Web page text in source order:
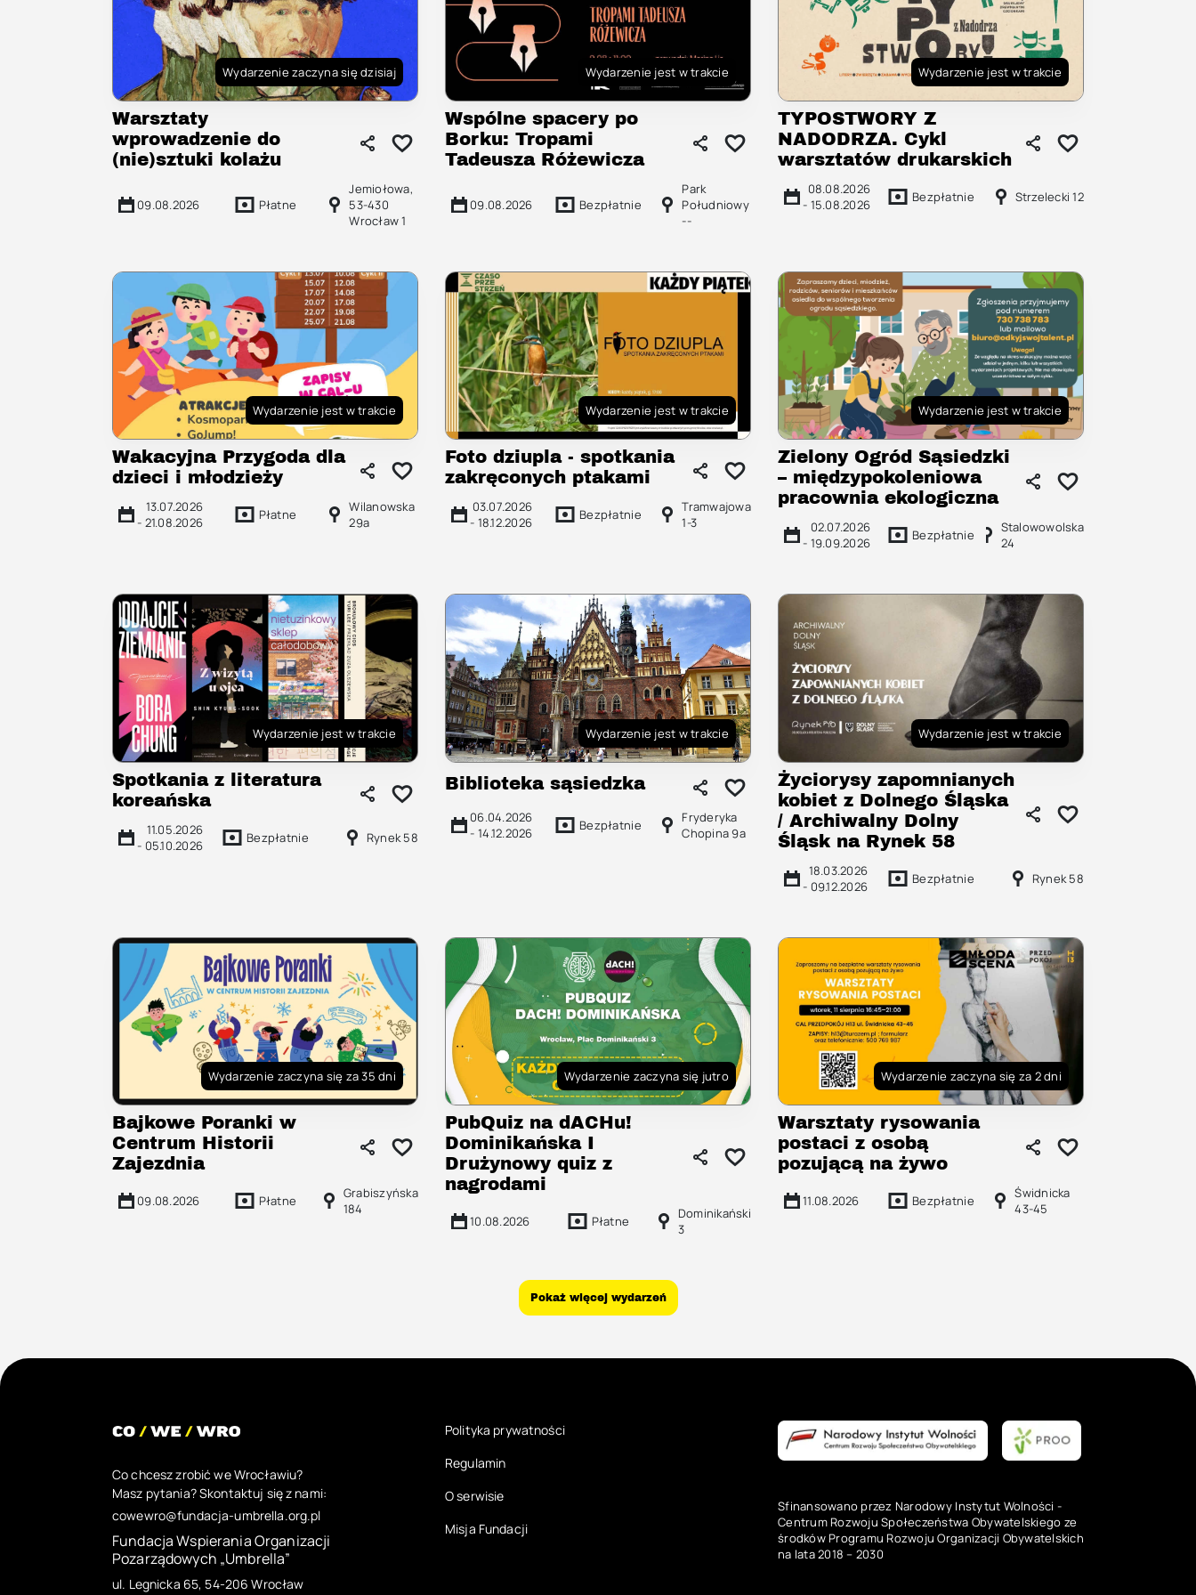
Wydarzenie zaczyna się dzisiaj
Warsztaty
wprowadzenie do
(nie)sztuki kolażu
09.08.2026 Płatne
Jemiołowa,
53-430
Wrocław 1
Wydarzenie jest w trakcie
Wspólne spacery po
Borku: Tropami
Tadeusza Różewicza
09.08.2026 Bezpłatnie
Park
Południowy
--
Wydarzenie jest w trakcie
TYPOSTWORY Z
NADODRZA. Cykl
warsztatów drukarskich
08.08.2026
- 15.08.2026 Bezpłatnie Strzelecki 12
Wydarzenie jest w trakcie
Wakacyjna Przygoda dla
dzieci i młodzieży
13.07.2026
- 21.08.2026 Płatne
Wilanowska
29a
Wydarzenie jest w trakcie
Foto dziupla - spotkania
zakręconych ptakami
03.07.2026
- 18.12.2026 Bezpłatnie
Tramwajowa
1-3
Wydarzenie jest w trakcie
Zielony Ogród Sąsiedzki
– międzypokoleniowa
pracownia ekologiczna
02.07.2026
- 19.09.2026 Bezpłatnie
Stalowowolska
24
Wydarzenie jest w trakcie
Spotkania z literatura
koreańska
11.05.2026
- 05.10.2026 Bezpłatnie Rynek 58
Wydarzenie jest w trakcie
Biblioteka sąsiedzka
06.04.2026
- 14.12.2026 Bezpłatnie
Fryderyka
Chopina 9a
Wydarzenie jest w trakcie
Życiorysy zapomnianych
kobiet z Dolnego Śląska
/ Archiwalny Dolny
Śląsk na Rynek 58
18.03.2026
- 09.12.2026 Bezpłatnie Rynek 58
Wydarzenie zaczyna się za 35 dni
Bajkowe Poranki w
Centrum Historii
Zajezdnia
09.08.2026 Płatne
Grabiszyńska
184
Wydarzenie zaczyna się jutro
PubQuiz na dACHu!
Dominikańska I
Drużynowy quiz z
nagrodami
10.08.2026 Płatne
Dominikański
3
Wydarzenie zaczyna się za 2 dni
Warsztaty rysowania
postaci z osobą
pozującą na żywo
11.08.2026 Bezpłatnie
Świdnicka
43-45
Pokaż więcej wydarzeń
Co chcesz zrobić we Wrocławiu?
Masz pytania? Skontaktuj się z nami:
cowewro@fundacja-umbrella.org.pl
Fundacja Wspierania Organizacji
Pozarządowych „Umbrella”
ul. Legnicka 65, 54-206 Wrocław
Polityka prywatności
Regulamin
O serwisie
Misja Fundacji
Sfinansowano przez Narodowy Instytut Wolności -
Centrum Rozwoju Społeczeństwa Obywatelskiego ze
środków Programu Rozwoju Organizacji Obywatelskich
na lata 2018 – 2030